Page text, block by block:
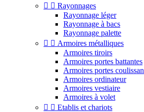
  Rayonnages
Rayonnage léger
Rayonnage à bacs
Rayonnage palette
  Armoires métalliques
Armoires tiroirs
Armoires portes battantes
Armoires portes
Armoires ordinateur
Armoires vestiaire
Armoires à volet
  Etablis et chariots